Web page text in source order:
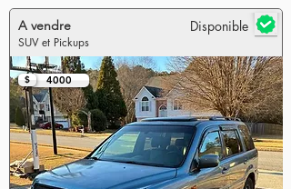
A vendre Disponible
SUV et Pickups
4000
$